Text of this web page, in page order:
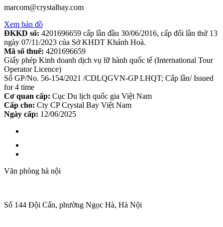
marcom@crystalbay.com
Xem bản đồ
ĐKKD số: 4201696659 cấp lần đầu 30/06/2016, cấp đổi lần thứ 13
ngày 07/11/2023 của Sở KHDT Khánh Hoà.
Mã số thuế: 4201696659
Giấy phép Kinh doanh dịch vụ lữ hành quốc tế (International Tour
Operator Licence)
Số GP/No. 56-154/2021 /CDLQGVN-GP LHQT; Cấp lần/ Issued
for 4 time
Cơ quan cấp: Cục Du lịch quốc gia Việt Nam
Cấp cho: Cty CP Crystal Bay Việt Nam
Ngày cấp: 12/06/2025
Văn phòng hà nội
Số 144 Đội Cấn, phường Ngọc Hà, Hà Nội